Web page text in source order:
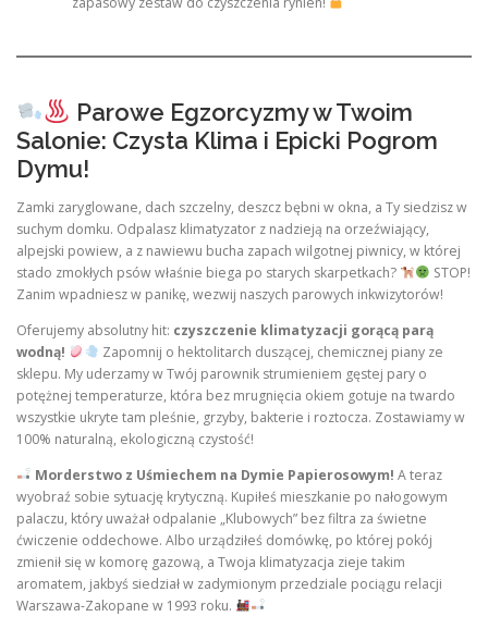
Parowe Egzorcyzmy w Twoim
Salonie: Czysta Klima i Epicki Pogrom
Dymu!
Zamki zaryglowane, dach szczelny, deszcz bębni w okna, a Ty siedzisz w
suchym domku. Odpalasz klimatyzator z nadzieją na orzeźwiający,
alpejski powiew, a z nawiewu bucha zapach wilgotnej piwnicy, w której
stado zmokłych psów właśnie biega po starych skarpetkach?
STOP!
Zanim wpadniesz w panikę, wezwij naszych parowych inkwizytorów!
Oferujemy absolutny hit: czyszczenie klimatyzacji gorącą parą
wodną!
Zapomnij o hektolitarch duszącej, chemicznej piany ze
sklepu. My uderzamy w Twój parownik strumieniem gęstej pary o
potężnej temperaturze, która bez mrugnięcia okiem gotuje na twardo
wszystkie ukryte tam pleśnie, grzyby, bakterie i roztocza. Zostawiamy w
100% naturalną, ekologiczną czystość!
Morderstwo z Uśmiechem na Dymie Papierosowym! A teraz
wyobraź sobie sytuację krytyczną. Kupiłeś mieszkanie po nałogowym
palaczu, który uważał odpalanie „Klubowych” bez filtra za świetne
ćwiczenie oddechowe. Albo urządziłeś domówkę, po której pokój
zmienił się w komorę gazową, a Twoja klimatyzacja zieje takim
aromatem, jakbyś siedział w zadymionym przedziale pociągu relacji
Warszawa-Zakopane w 1993 roku.